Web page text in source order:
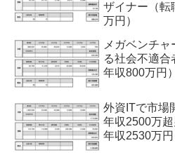
ザイナー（転
万円）
メガベンチャ
る社会不適
年収800万円）
外資ITで市場
年収2500万
年収2530万円